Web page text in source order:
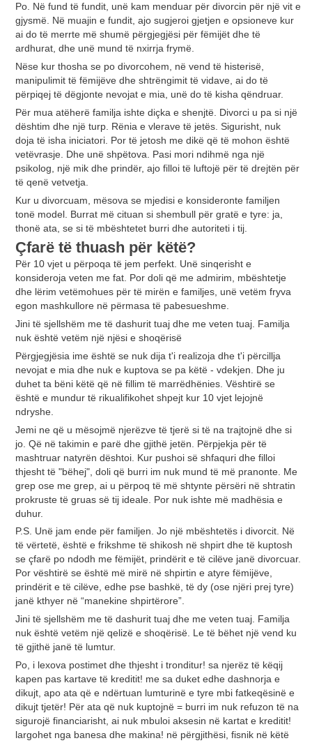
Po. Në fund të fundit, unë kam menduar për divorcin për një vit e
gjysmë. Në muajin e fundit, ajo sugjeroi gjetjen e opsioneve kur
ai do të merrte më shumë përgjegjësi për fëmijët dhe të
ardhurat, dhe unë mund të nxirrja frymë.
Nëse kur thosha se po divorcohem, në vend të histerisë,
manipulimit të fëmijëve dhe shtrëngimit të vidave, ai do të
përpiqej të dëgjonte nevojat e mia, unë do të kisha qëndruar.
Për mua atëherë familja ishte diçka e shenjtë. Divorci u pa si një
dështim dhe një turp. Rënia e vlerave të jetës. Sigurisht, nuk
doja të isha iniciatori. Por të jetosh me dikë që të mohon është
vetëvrasje. Dhe unë shpëtova. Pasi mori ndihmë nga një
psikolog, një mik dhe prindër, ajo filloi të luftojë për të drejtën për
të qenë vetvetja.
Kur u divorcuam, mësova se mjedisi e konsideronte familjen
tonë model. Burrat më cituan si shembull për gratë e tyre: ja,
thonë ata, se si të mbështetet burri dhe autoriteti i tij.
Çfarë të thuash për këtë?
Për 10 vjet u përpoqa të jem perfekt. Unë sinqerisht e
konsideroja veten me fat. Por doli që me admirim, mbështetje
dhe lërim vetëmohues për të mirën e familjes, unë vetëm fryva
egon mashkullore në përmasa të pabesueshme.
Jini të sjellshëm me të dashurit tuaj dhe me veten tuaj. Familja
nuk është vetëm një njësi e shoqërisë
Përgjegjësia ime është se nuk dija t'i realizoja dhe t'i përcillja
nevojat e mia dhe nuk e kuptova se pa këtë - vdekjen. Dhe ju
duhet ta bëni këtë që në fillim të marrëdhënies. Vështirë se
është e mundur të rikualifikohet shpejt kur 10 vjet lejojnë
ndryshe.
Jemi ne që u mësojmë njerëzve të tjerë si të na trajtojnë dhe si
jo. Që në takimin e parë dhe gjithë jetën. Përpjekja për të
mashtruar natyrën dështoi. Kur pushoi së shfaquri dhe filloi
thjesht të "bëhej", doli që burri im nuk mund të më pranonte. Me
grep ose me grep, ai u përpoq të më shtynte përsëri në shtratin
prokruste të gruas së tij ideale. Por nuk ishte më madhësia e
duhur.
P.S. Unë jam ende për familjen. Jo një mbështetës i divorcit. Në
të vërtetë, është e frikshme të shikosh në shpirt dhe të kuptosh
se çfarë po ndodh me fëmijët, prindërit e të cilëve janë divorcuar.
Por vështirë se është më mirë në shpirtin e atyre fëmijëve,
prindërit e të cilëve, edhe pse bashkë, të dy (ose njëri prej tyre)
janë kthyer në “manekine shpirtërore”.
Jini të sjellshëm me të dashurit tuaj dhe me veten tuaj. Familja
nuk është vetëm një qelizë e shoqërisë. Le të bëhet një vend ku
të gjithë janë të lumtur.
Po, i lexova postimet dhe thjesht i tronditur! sa njerëz të këqij
kapen pas kartave të kreditit! me sa duket edhe dashnorja e
dikujt, apo ata që e ndërtuan lumturinë e tyre mbi fatkeqësinë e
dikujt tjetër! Për ata që nuk kuptojnë = burri im nuk refuzon të na
sigurojë financiarisht, ai nuk mbuloi aksesin në kartat e kreditit!
largohet nga banesa dhe makina! në përgjithësi, fisnik në këtë